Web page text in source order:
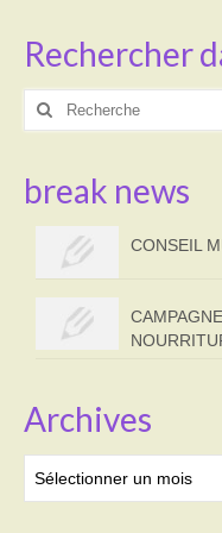
Rechercher
Rechercher
break news
CONSEIL
Archives